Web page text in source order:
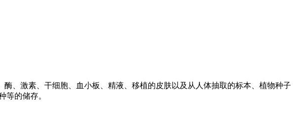
激素、干细胞、血小板、精液、移植的皮肤以及从人体抽取的标本、植物种子
等的储存。